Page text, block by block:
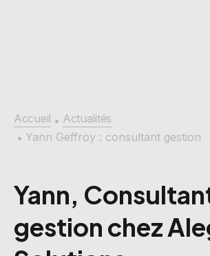
Accueil • Actualités
• Yann Geffroy : consultant gestion
Yann,
gestion chez